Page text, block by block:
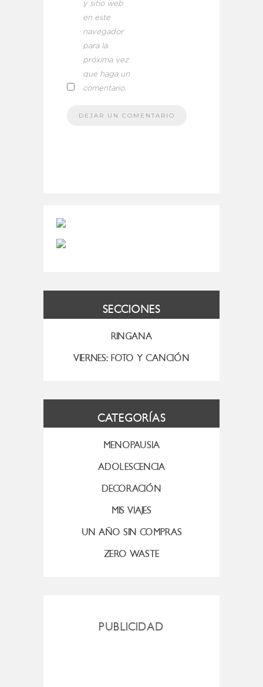
y sitio web
en este
navegador
para la
próxima vez
que haga un
comentario.
SECCIONES
RINGANA
VIERNES: FOTO Y CANCIÓN
CATEGORÍAS
MENOPAUSIA
ADOLESCENCIA
DECORACIÓN
MIS VIAJES
UN AÑO SIN COMPRAS
ZERO WASTE
PUBLICIDAD